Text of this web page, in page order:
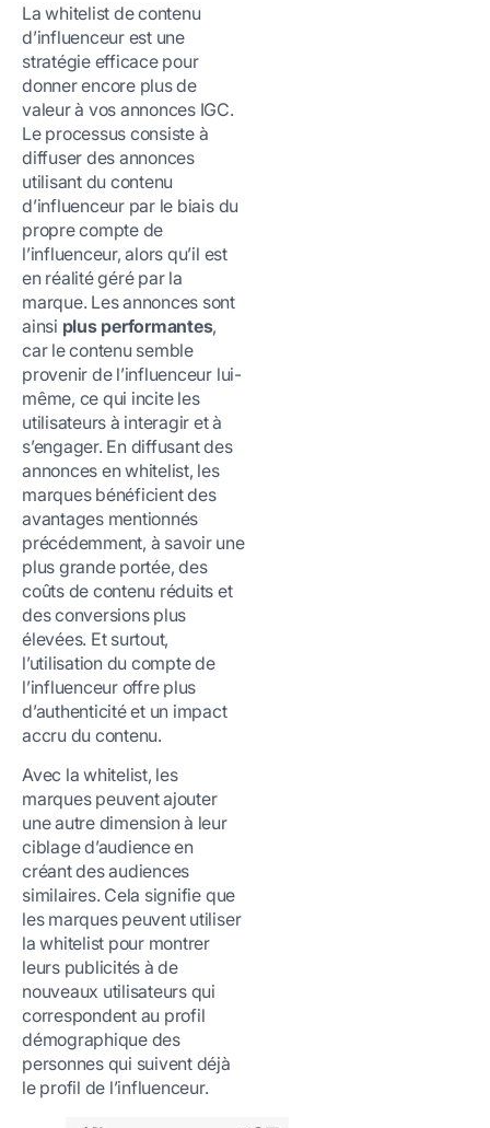
La whitelist de contenu
d’influenceur est une
stratégie efficace pour
donner encore plus de
valeur à vos annonces IGC.
Le processus consiste à
diffuser des annonces
utilisant du contenu
d’influenceur par le biais du
propre compte de
l’influenceur, alors qu’il est
en réalité géré par la
marque. Les annonces sont
ainsi plus performantes,
car le contenu semble
provenir de l’influenceur lui-
même, ce qui incite les
utilisateurs à interagir et à
s’engager. En diffusant des
annonces en whitelist, les
marques bénéficient des
avantages mentionnés
précédemment, à savoir une
plus grande portée, des
coûts de contenu réduits et
des conversions plus
élevées. Et surtout,
l’utilisation du compte de
l’influenceur offre plus
d’authenticité et un impact
accru du contenu.
Avec la whitelist, les
marques peuvent ajouter
une autre dimension à leur
ciblage d’audience en
créant des audiences
similaires. Cela signifie que
les marques peuvent utiliser
la whitelist pour montrer
leurs publicités à de
nouveaux utilisateurs qui
correspondent au profil
démographique des
personnes qui suivent déjà
le profil de l’influenceur.